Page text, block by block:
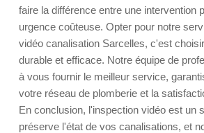
faire la différence entre une intervention
urgence coûteuse. Opter pour notre
vidéo canalisation Sarcelles, c'est
durable et efficace. Notre équipe de
à vous fournir le meilleur service,
votre réseau de plomberie et la
En conclusion, l'inspection vidéo est un
préserve l'état de vos canalisations, et